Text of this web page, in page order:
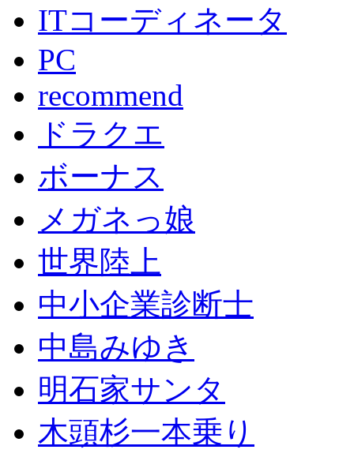
ITコーディネータ
PC
recommend
ドラクエ
ボーナス
メガネっ娘
世界陸上
中小企業診断士
中島みゆき
明石家サンタ
木頭杉一本乗り